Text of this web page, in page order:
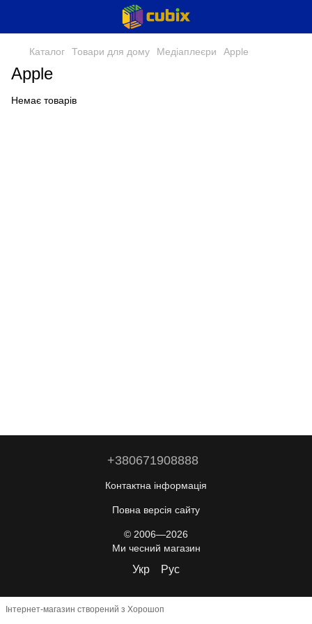
Каталог Товари для дому Медіаплеєри Apple
Apple
Немає товарів
+380671908888
Контактна інформація
Повна версія сайту
© 2006—2026
Ми чесний магазин
Укр Рус
Інтернет-магазин створений з Хорошоп